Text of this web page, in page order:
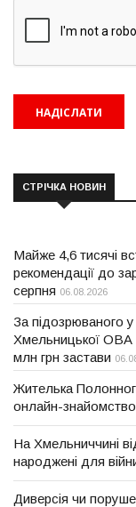
СТРІЧКА НОВИН
Майже 4,6 тисячі
рекомендації до
серпня 06.08.2026
За підозрюваного у
Хмельницької
млн грн застави
Жителька
онлайн-знайомство
На Хмельниччині
народжені для
Диверсія чи